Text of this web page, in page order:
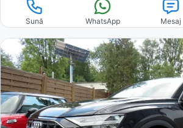
Sună WhatsApp Mesaj